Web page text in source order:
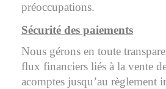
préoccupations.
Sécurité des paiements
Nous gérons en toute
flux financiers liés à la vente
acomptes jusqu’au règlement